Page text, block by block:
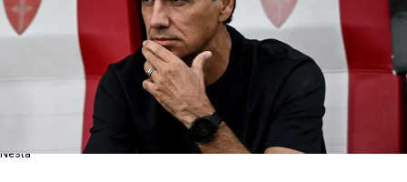
Nesta